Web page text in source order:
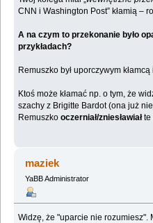
CNN i Washington Post” kłamią –
A na czym to przekonanie było
przykładach?
Remuszko był uporczywym
Ktoś może kłamać np. o tym, że
szachy z Brigitte Bardot (ona już
Remuszkooczerniał/zniesławiałte
maziek
YaBB Administrator
Widzę, że "uparcie nie